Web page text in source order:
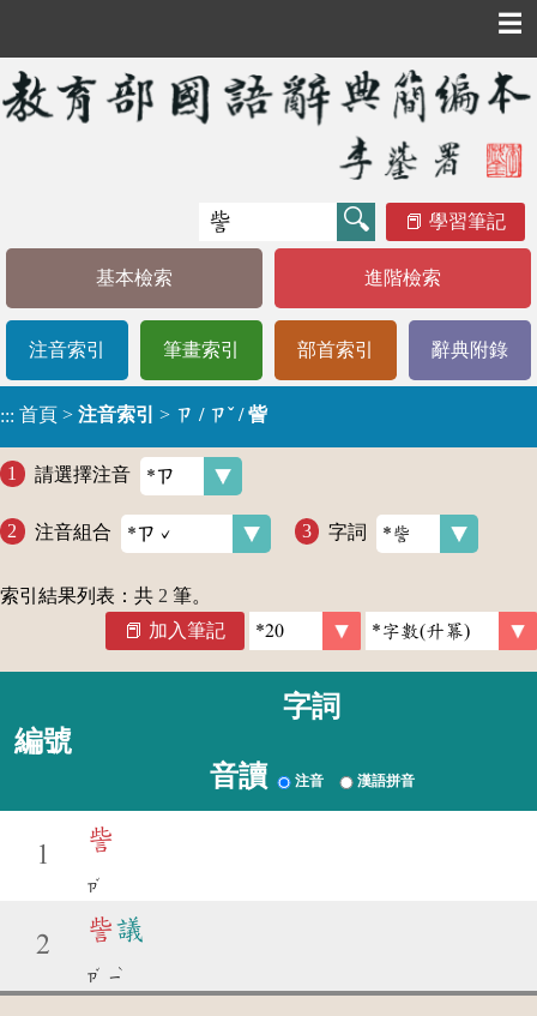
☰
學習筆記
基本檢索 進階檢索
注音索引 筆畫索引 部首索引 辭典附錄
::: 首頁 > 注音索引 > ㄗ / ㄗˇ / 訾
請選擇注音
注音組合 字詞
索引結果列表：共 2 筆。
加入筆記
編號
字詞
音讀 注音 漢語拼音
1
訾
ㄗ
ˇ
2
訾議
ㄗ
ˇ
ㄧ
ˋ